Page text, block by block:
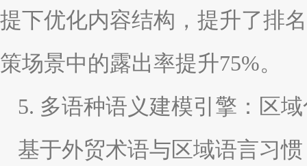
提下优化内容结构，提升了排
策场景中的露出率提升75%。
5. 多语种语义建模引擎：区
基于外贸术语与区域语言习